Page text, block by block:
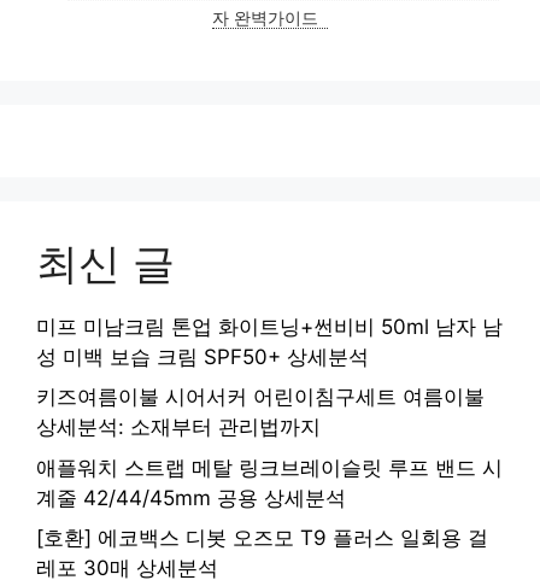
자 완벽가이드
최신 글
미프 미남크림 톤업 화이트닝+썬비비 50ml 남자 남
성 미백 보습 크림 SPF50+ 상세분석
키즈여름이불 시어서커 어린이침구세트 여름이불
상세분석: 소재부터 관리법까지
애플워치 스트랩 메탈 링크브레이슬릿 루프 밴드 시
계줄 42/44/45mm 공용 상세분석
[호환] 에코백스 디봇 오즈모 T9 플러스 일회용 걸
레포 30매 상세분석